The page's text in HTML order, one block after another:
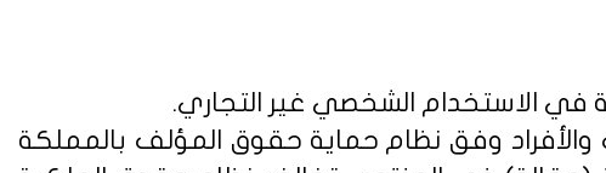
في الاستخدام الشخصي غير التجاري.
وفق نظام حماية حقوق المؤلف بالمملكة